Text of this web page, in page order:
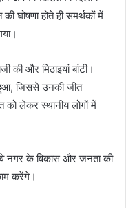
घोषणा होते ही समर्थकों में
की और मिठाइयां बांटी।
जिससे उनकी जीत
को लेकर स्थानीय लोगों में
वे नगर के विकास और जनता की
करेंगे।